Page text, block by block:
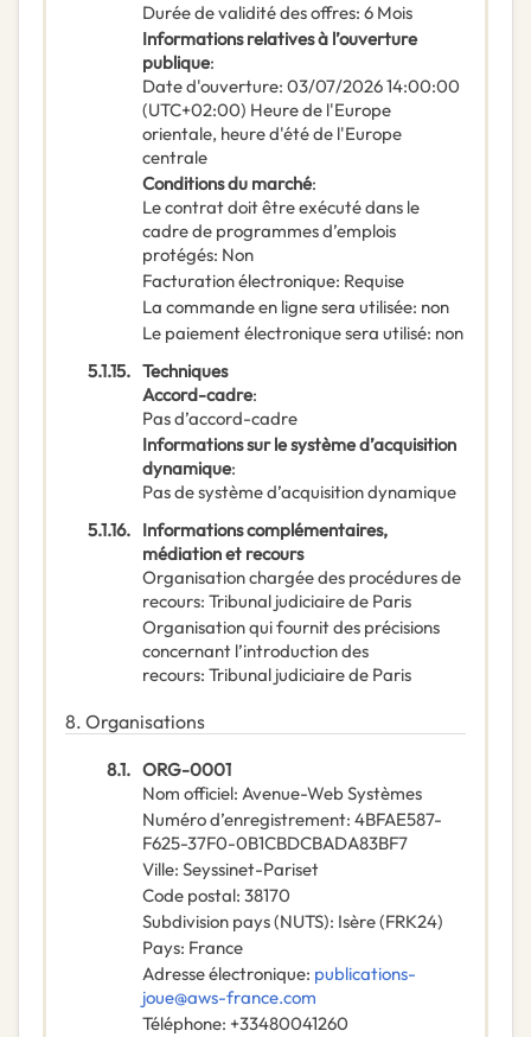
Durée de validité des offres: 6 Mois
Informations relatives à l’ouverture
publique:
Date d'ouverture: 03/07/202614:00:00
(UTC+02:00) Heure de l'Europe
orientale, heure d'été de l'Europe
centrale
Conditions du marché:
Le contrat doit être exécuté dans le
cadre de programmes d’emplois
protégés: Non
Facturation électronique: Requise
La commande en ligne sera utilisée: non
Le paiement électronique sera utilisé: non
5.1.15. Techniques
Accord-cadre:
Pas d’accord-cadre
Informations sur le système d’acquisition
dynamique:
Pas de système d’acquisition dynamique
5.1.16. Informations complémentaires,
médiation et recours
Organisation chargée des procédures de
recours: Tribunal judiciaire de Paris
Organisation qui fournit des précisions
concernant l’introduction des
recours: Tribunal judiciaire de Paris
8. Organisations
8.1. ORG-0001
Nom officiel: Avenue-Web Systèmes
Numéro d’enregistrement: 4BFAE587-
F625-37F0-0B1CBDCBADA83BF7
Ville: Seyssinet-Pariset
Code postal: 38170
Subdivision pays (NUTS): Isère(FRK24)
Pays: France
Adresse électronique: publications-
joue@aws-france.com
Téléphone: +33480041260